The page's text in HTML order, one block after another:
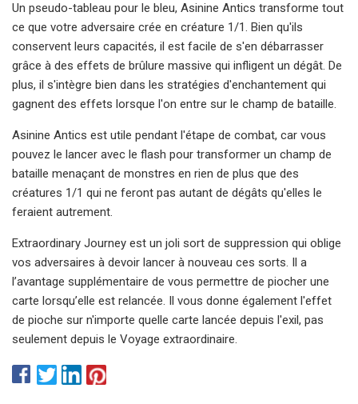
Un pseudo-tableau pour le bleu, Asinine Antics transforme tout
ce que votre adversaire crée en créature 1/1. Bien qu'ils
conservent leurs capacités, il est facile de s'en débarrasser
grâce à des effets de brûlure massive qui infligent un dégât. De
plus, il s'intègre bien dans les stratégies d'enchantement qui
gagnent des effets lorsque l'on entre sur le champ de bataille.
Asinine Antics est utile pendant l'étape de combat, car vous
pouvez le lancer avec le flash pour transformer un champ de
bataille menaçant de monstres en rien de plus que des
créatures 1/1 qui ne feront pas autant de dégâts qu'elles le
feraient autrement.
Extraordinary Journey est un joli sort de suppression qui oblige
vos adversaires à devoir lancer à nouveau ces sorts. Il a
l’avantage supplémentaire de vous permettre de piocher une
carte lorsqu’elle est relancée. Il vous donne également l'effet
de pioche sur n'importe quelle carte lancée depuis l'exil, pas
seulement depuis le Voyage extraordinaire.